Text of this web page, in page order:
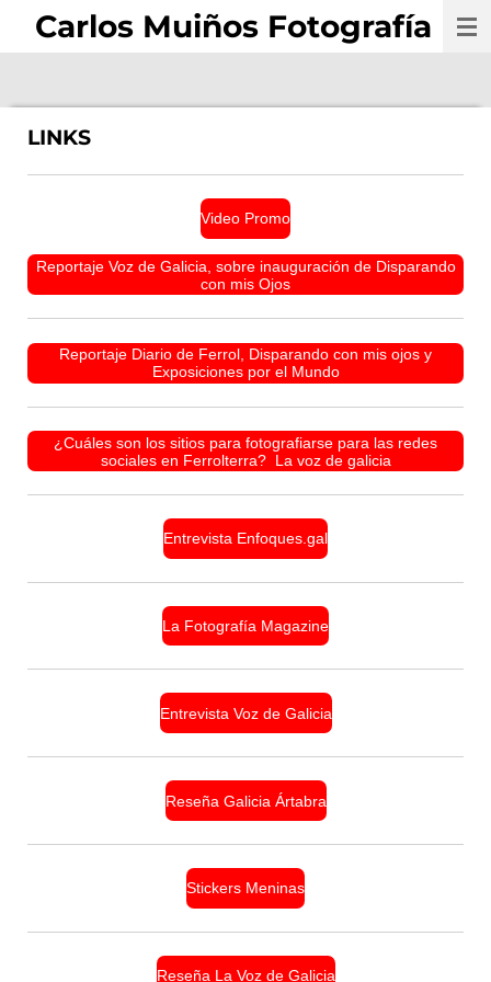
Carlos Muiños Fotografía
LINKS
Video Promo
Reportaje Voz de Galicia, sobre inauguración de Disparando
con mis Ojos
Reportaje Diario de Ferrol, Disparando con mis ojos y
Exposiciones por el Mundo
¿Cuáles son los sitios para fotografiarse para las redes
sociales en Ferrolterra? La voz de galicia
Entrevista Enfoques.gal
La Fotografía Magazine
Entrevista Voz de Galicia
Reseña Galicia Ártabra
Stickers Meninas
Reseña La Voz de Galicia